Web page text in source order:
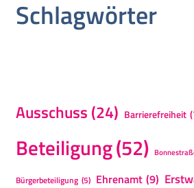
Schlagwörter
Ausschuss (24) Barrierefreiheit
Beteiligung(52)
Bürgerbeteiligung (5) Ehrenamt (9)